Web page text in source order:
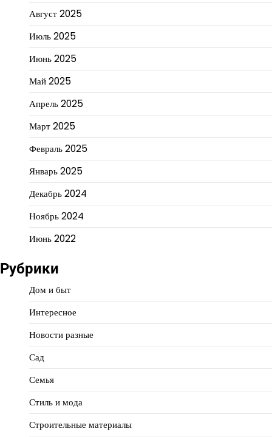
Август 2025
Июль 2025
Июнь 2025
Май 2025
Апрель 2025
Март 2025
Февраль 2025
Январь 2025
Декабрь 2024
Ноябрь 2024
Июнь 2022
Рубрики
Дом и быт
Интересное
Новости разные
Сад
Семья
Стиль и мода
Строительные материалы